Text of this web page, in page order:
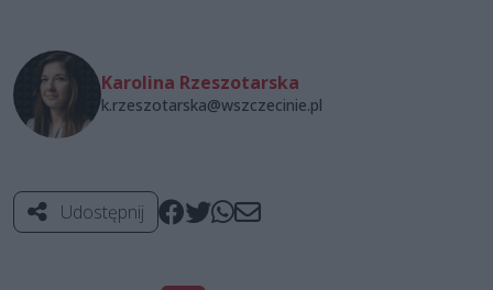
Karolina Rzeszotarska
k.rzeszotarska@wszczecinie.pl
Udostępnij